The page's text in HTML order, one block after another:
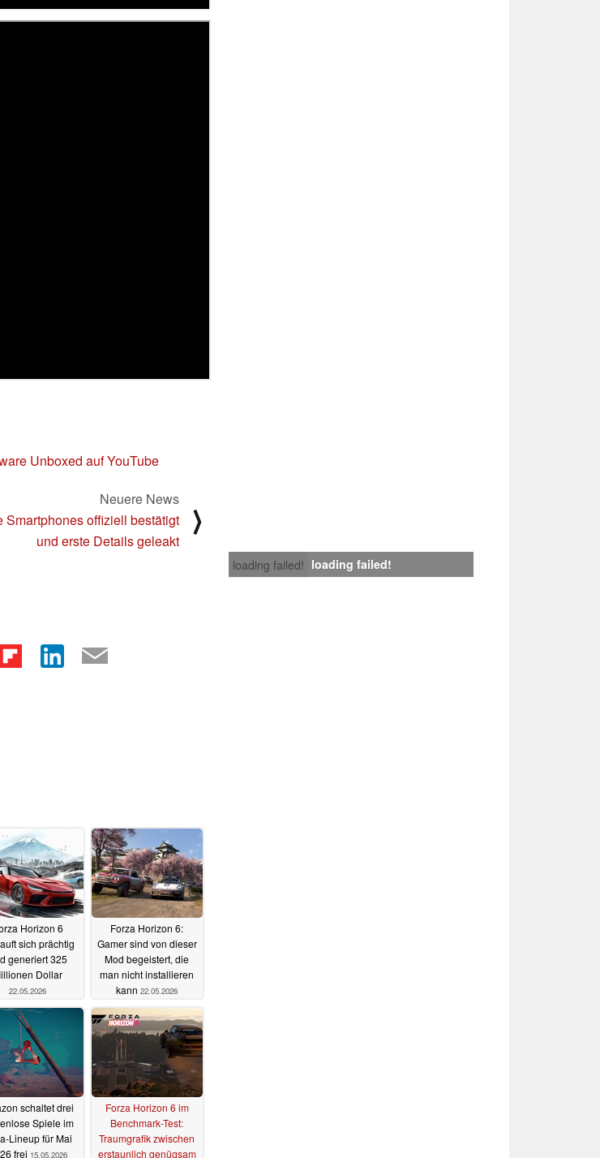
Unboxed auf YouTube
Neuere News
Smartphones offiziell bestätigt
und erste Details geleakt
⟩
loading failed! loading failed!
Horizon 6
sich prächtig
generiert 325
Dollar
22.05.2026
Forza Horizon 6:
Gamer sind von dieser
Mod begeistert, die
man nicht installieren
kann 22.05.2026
schaltet drei
Spiele im
Lineup für Mai
frei 15.05.2026
Forza Horizon 6 im
Benchmark-Test:
Traumgrafik zwischen
erstaunlich genügsam